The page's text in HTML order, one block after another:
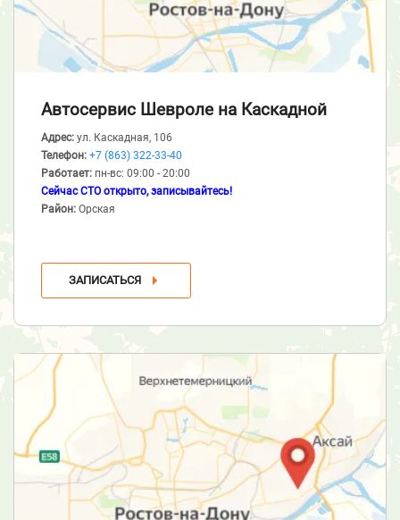
Автосервис Шевроле на Каскадной
Адрес: ул. Каскадная, 106
Телефон: +7 (863) 322-33-40
Работает: пн-вс: 09:00 - 20:00
Сейчас СТО открыто, записывайтесь!
Район: Орская
ЗАПИСАТЬСЯ